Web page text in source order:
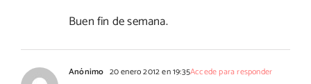
Buen fin de semana.
Anónimo 20 enero 2012 en 19:35Accede para responder